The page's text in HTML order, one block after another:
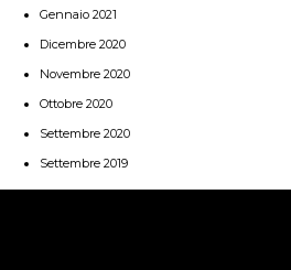
Gennaio 2021
Dicembre 2020
Novembre 2020
Ottobre 2020
Settembre 2020
Settembre 2019